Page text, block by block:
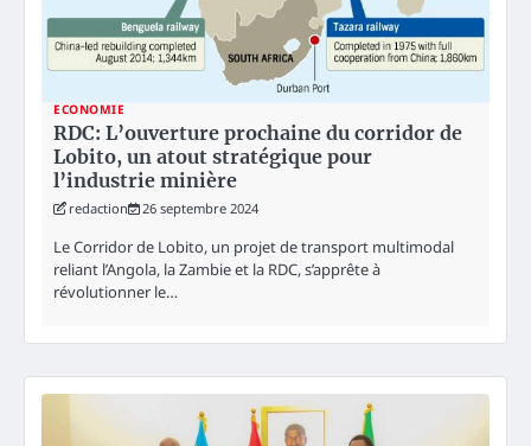
ECONOMIE
RDC: L’ouverture prochaine du corridor de
Lobito, un atout stratégique pour
l’industrie minière
redaction 26 septembre 2024
Le Corridor de Lobito, un projet de transport multimodal
reliant l’Angola, la Zambie et la RDC, s’apprête à
révolutionner le…